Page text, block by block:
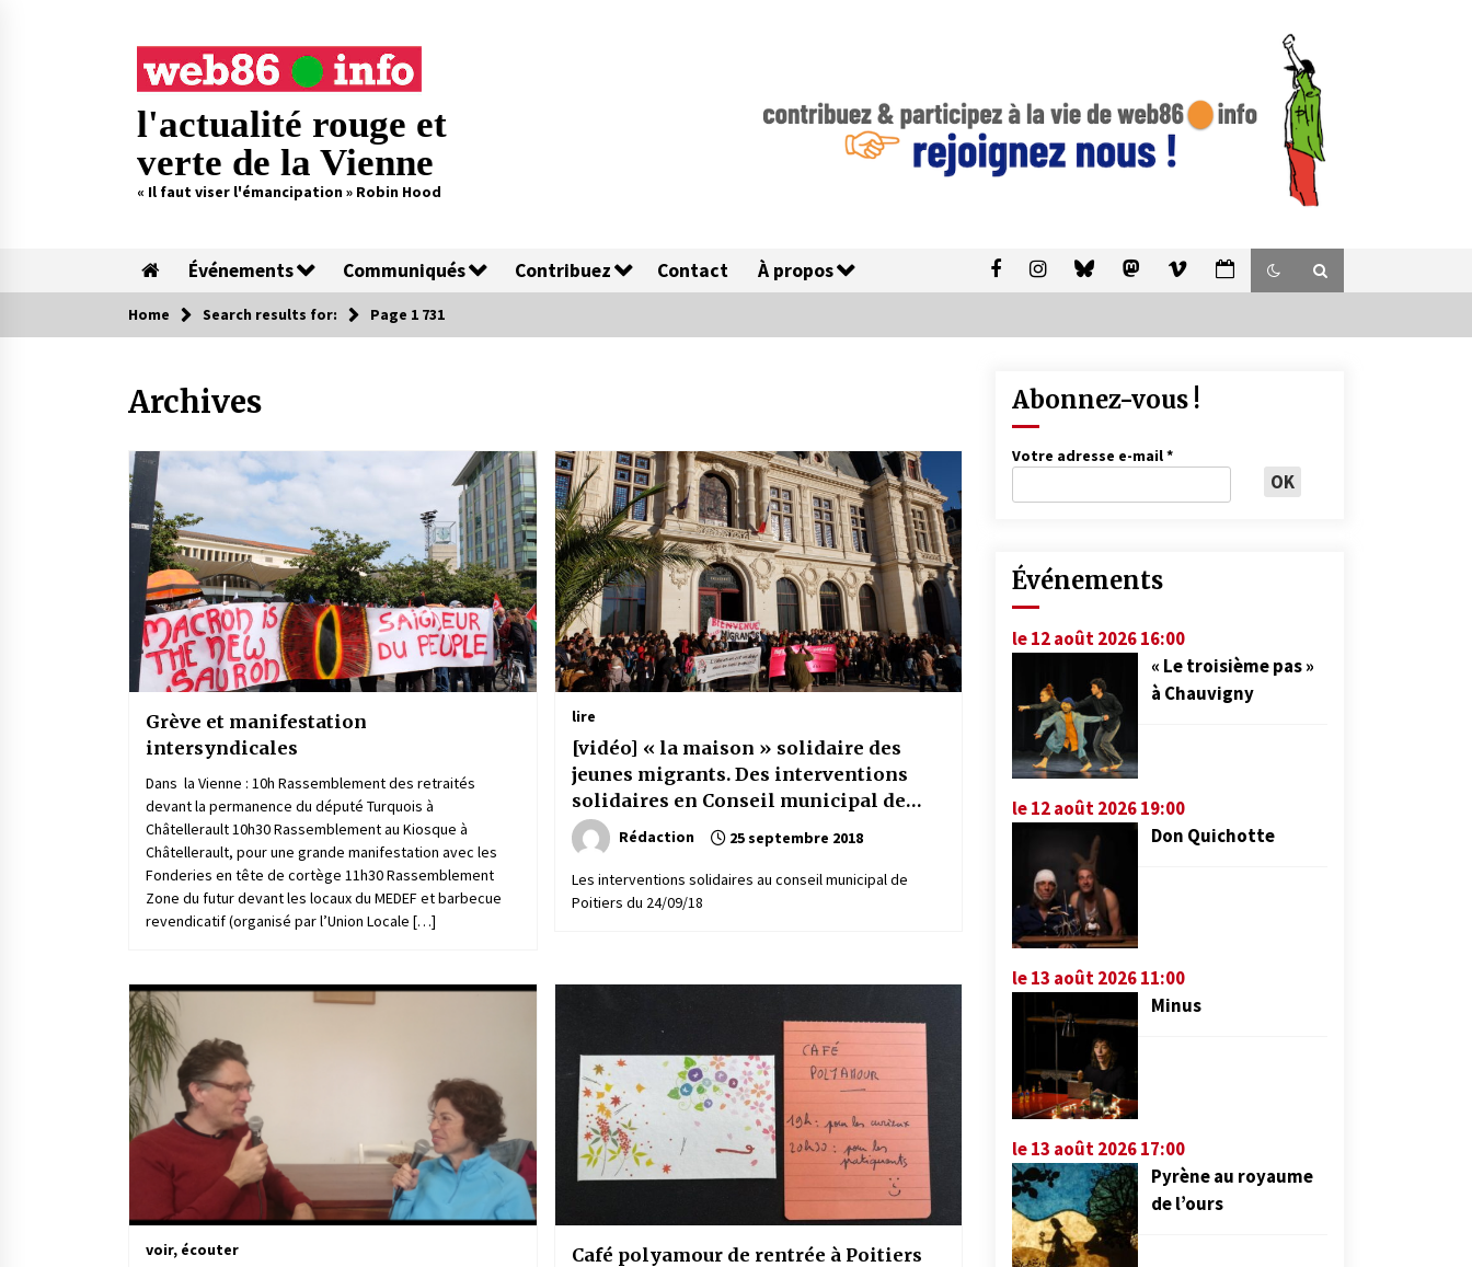
l'actualité rouge et
verte de la Vienne
« Il faut viser l'émancipation » Robin Hood
Événements Communiqués Contribuez Contact À propos
Home Search results for: Page 1 731
Archives
Grève et manifestation
intersyndicales
Dans la Vienne : 10h Rassemblement des retraités
devant la permanence du député Turquois à
Châtellerault 10h30 Rassemblement au Kiosque à
Châtellerault, pour une grande manifestation avec les
Fonderies en tête de cortège 11h30 Rassemblement
Zone du futur devant les locaux du MEDEF et barbecue
revendicatif (organisé par l’Union Locale […]
lire
[vidéo] « la maison » solidaire des
jeunes migrants. Des interventions
solidaires en Conseil municipal de
PoitiersRédaction 25 septembre 2018
Les interventions solidaires au conseil municipal de
Poitiers du 24/09/18
voir, écouter Café polyamour de rentrée à Poitiers
Abonnez-vous !
Votre adresse e-mail*
Événements
le 12 août 2026 16:00
« Le troisième pas »
à Chauvigny
le 12 août 2026 19:00
Don Quichotte
le 13 août 2026 11:00
Minus
le 13 août 2026 17:00
Pyrène au royaume
de l’ours